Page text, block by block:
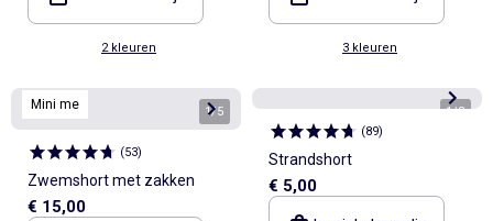
2 kleuren 3 kleuren
Mini me 1/5
(53)
Zwemshort met zakken
€ 15,00
1/3
(89)
Strandshort
€ 5,00